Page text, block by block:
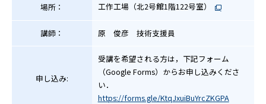
公募
ENGLISH
場所： 工作工場（北2号館1階122号室）
講師： 原 俊彦 技術支援員
申し込み:
受講を希望される方は，下記フォーム
（Google Forms）からお申し込みくださ
い．
https://forms.gle/KtqJxuiBuYrcZKGPA